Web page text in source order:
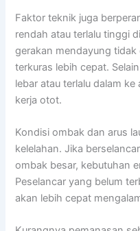
Faktor teknik juga
rendah atau terlalu tinggi
gerakan mendayung
terkuras lebih cepat.
lebar atau terlalu dalam
kerja otot.
Kondisi ombak dan arus
kelelahan. Jika
ombak besar, kebutuhan
Peselancar yang belum
akan lebih cepat